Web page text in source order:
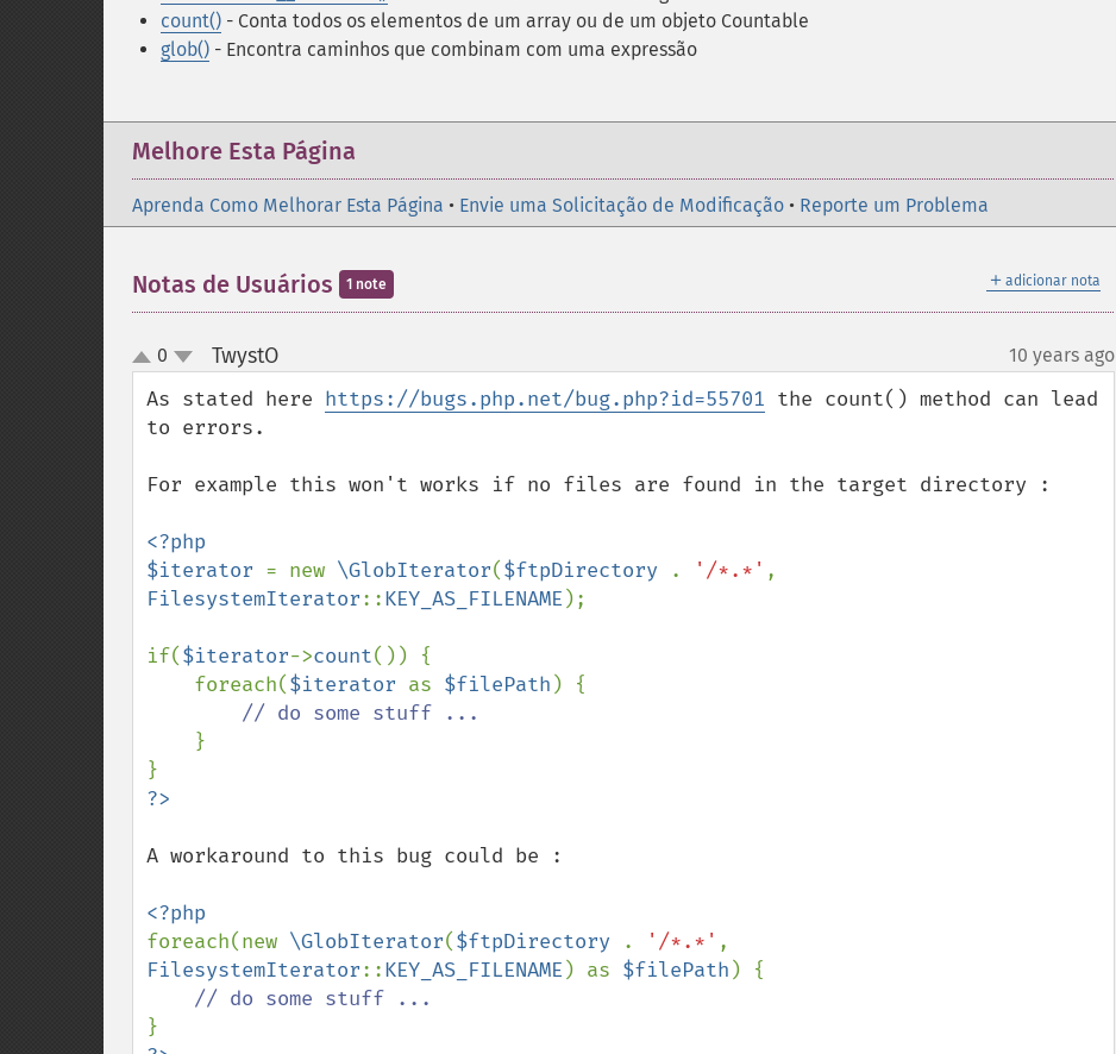
count() - Conta todos os elementos de um array ou de um objeto Countable
glob() - Encontra caminhos que combinam com uma expressão
Melhore Esta Página
Aprenda Como Melhorar Esta Página • Envie uma Solicitação de Modificação • Reporte um Problema
＋ adicionar nota
Notas de Usuários 1 note
up
down
0 TwystO¶ 10 years ago
As stated here https://bugs.php.net/bug.php?id=55701 the count() method can lead
to errors.
For example this won't works if no files are found in the target directory :
<?php
$iterator = new \GlobIterator($ftpDirectory . '/*.*'
FilesystemIterator::KEY_AS_FILENAME );
if($iterator->count()) {
    foreach(
$iterator as $filePath ) {
// do some stuff ...
}
A workaround to this bug could be :
foreach(new \GlobIterator($ftpDirectory . '/*.*'
FilesystemIterator::KEY_AS_FILENAME ) as $filePath ) {